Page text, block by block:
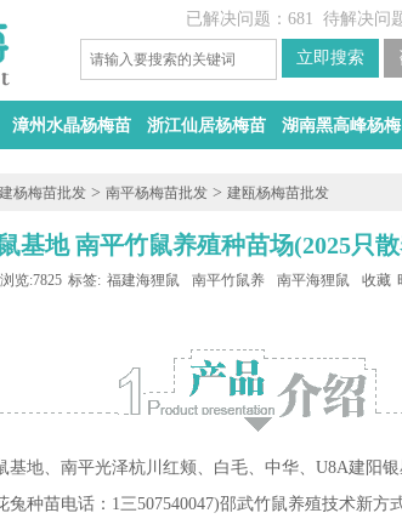
已解决问题：681 待解决问
漳州水晶杨梅苗 浙江仙居杨梅苗 湖南黑高峰杨梅
杨梅苗批发 > 南平杨梅苗批发 > 建瓯杨梅苗批发
基地 南平竹鼠养殖种苗场(2025只
浏览:7825 标签: 福建海狸鼠基地南平竹鼠养殖场南平海狸鼠养殖基
收藏
基地、南平光泽杭川 红颊、白毛、中华、U8A建阳
种苗电话：1三507540047)邵武竹鼠养殖技术新方